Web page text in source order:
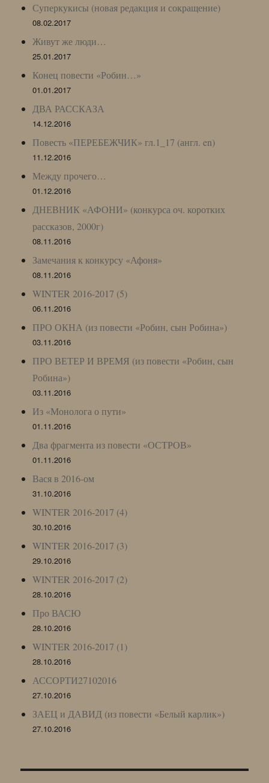
Суперкукисы (новая редакция и сокращение)
08.02.2017
Живут же люди…
25.01.2017
Конец повести «Робин…»
01.01.2017
ДВА РАССКАЗА
14.12.2016
Повесть «ПЕРЕБЕЖЧИК» гл.1_17 (англ. en)
11.12.2016
Между прочего…
01.12.2016
ДНЕВНИК «АФОНИ» (конкурса оч. коротких
рассказов, 2000г)
08.11.2016
Замечания к конкурсу «Афоня»
08.11.2016
WINTER 2016-2017 (5)
06.11.2016
ПРО ОКНА (из повести «Робин, сын Робина»)
03.11.2016
ПРО ВЕТЕР И ВРЕМЯ (из повести «Робин, сын
Робина»)
03.11.2016
Из «Монолога о пути»
01.11.2016
Два фрагмента из повести «ОСТРОВ»
01.11.2016
Вася в 2016-ом
31.10.2016
WINTER 2016-2017 (4)
30.10.2016
WINTER 2016-2017 (3)
29.10.2016
WINTER 2016-2017 (2)
28.10.2016
Про ВАСЮ
28.10.2016
WINTER 2016-2017 (1)
28.10.2016
АССОРТИ27102016
27.10.2016
ЗАЕЦ и ДАВИД (из повести «Белый карлик»)
27.10.2016